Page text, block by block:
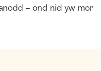
– ond nid yw mor